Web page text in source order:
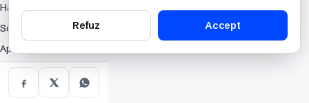
Hardware
Software
Aplicații
Criptomonede
Refuz Accept